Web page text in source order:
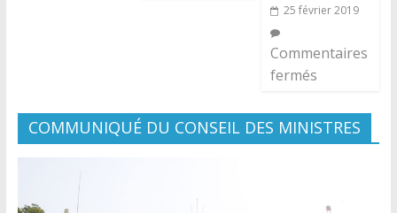
25 février 2019
Commentaires
fermés
COMMUNIQUÉ DU CONSEIL DES MINISTRES